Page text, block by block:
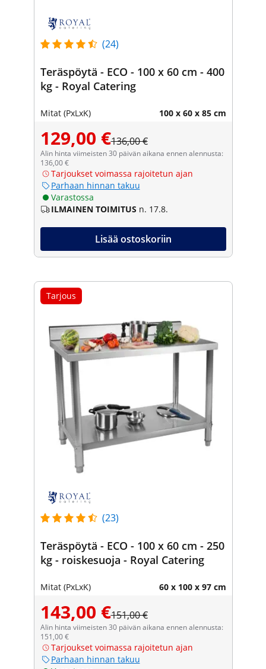
(24)
Teräspöytä - ECO - 100 x 60 cm - 400
kg - Royal Catering
Mitat (PxLxK) 100 x 60 x 85 cm
129,00 €136,00 €
Alin hinta viimeisten 30 päivän aikana ennen alennusta:
136,00 €
Tarjoukset voimassa rajoitetun ajan
Parhaan hinnan takuu
Varastossa
ILMAINEN TOIMITUS n. 17.8.
Lisää ostoskoriin
Tarjous
(23)
Teräspöytä - ECO - 100 x 60 cm - 250
kg - roiskesuoja - Royal Catering
Mitat (PxLxK) 60 x 100 x 97 cm
143,00 €151,00 €
Alin hinta viimeisten 30 päivän aikana ennen alennusta:
151,00 €
Tarjoukset voimassa rajoitetun ajan
Parhaan hinnan takuu